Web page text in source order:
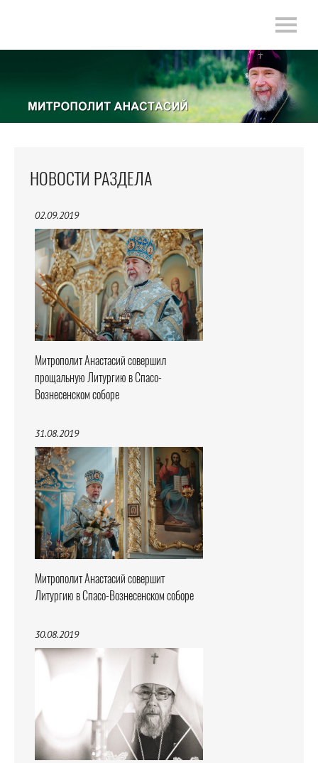
НОВОСТИ РАЗДЕЛА
02.09.2019
Митрополит Анастасий совершил
прощальную Литургию в Спасо-
Вознесенском соборе
31.08.2019
Митрополит Анастасий совершит
Литургию в Спасо-Вознесенском соборе
30.08.2019